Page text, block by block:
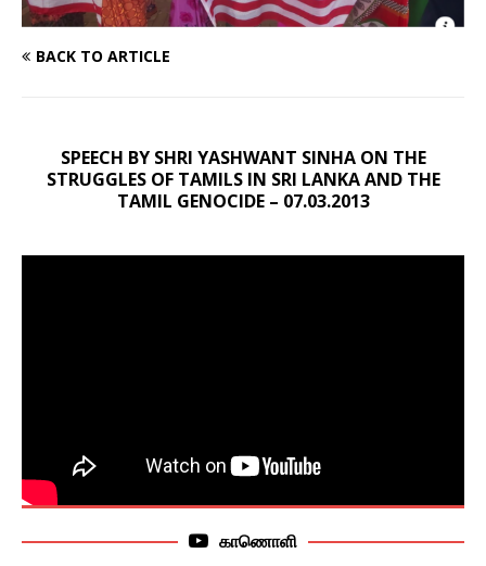
BACK TO ARTICLE
SPEECH BY SHRI YASHWANT SINHA ON THE
STRUGGLES OF TAMILS IN SRI LANKA AND THE
TAMIL GENOCIDE – 07.03.2013
காணொளி